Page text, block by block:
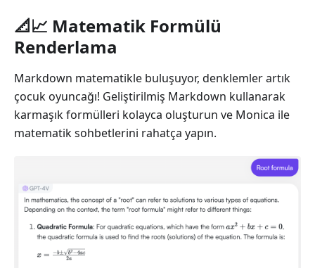
📐📈 Matematik Formülü
Renderlama
Markdown matematikle buluşuyor, denklemler artık
çocuk oyuncağı! Geliştirilmiş Markdown kullanarak
karmaşık formülleri kolayca oluşturun ve Monica ile
matematik sohbetlerini rahatça yapın.